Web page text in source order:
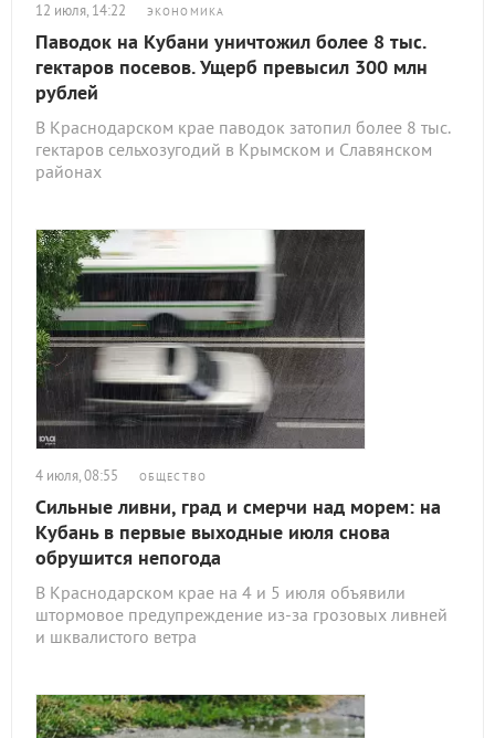
12 июля, 14:22 ЭКОНОМИКА
Паводок на Кубани уничтожил более 8 тыс.
гектаров посевов. Ущерб превысил 300 млн
рублей
В Краснодарском крае паводок затопил более 8 тыс.
гектаров сельхозугодий в Крымском и Славянском
районах
4 июля, 08:55 ОБЩЕСТВО
Сильные ливни, град и смерчи над морем: на
Кубань в первые выходные июля снова
обрушится непогода
В Краснодарском крае на 4 и 5 июля объявили
штормовое предупреждение из-за грозовых ливней
и шквалистого ветра